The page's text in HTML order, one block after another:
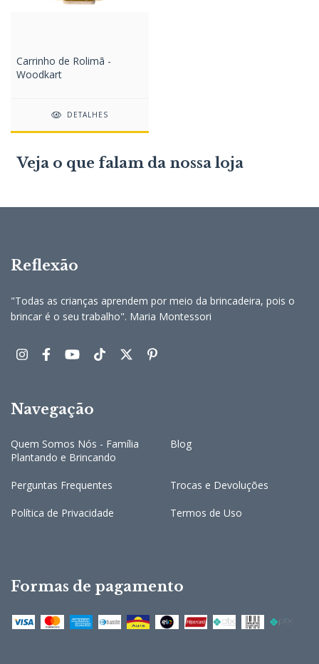
Carrinho de Rolimã -
Woodkart
DETALHES
Veja o que falam da nossa loja
Reflexão
"Todas as crianças aprendem por meio da brincadeira, pois o
brincar é o seu trabalho". Maria Montessori
Navegação
Quem Somos Nós - Família
Plantando e Brincando
Blog
Perguntas Frequentes Trocas e Devoluções
Política de Privacidade Termos de Uso
Formas de pagamento